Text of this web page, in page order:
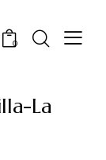
0
La